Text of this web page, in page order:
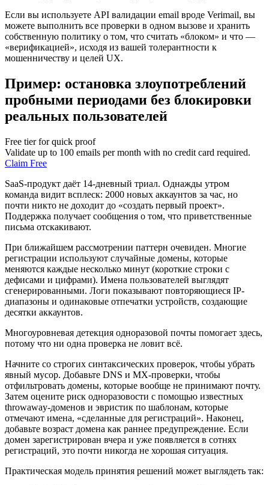
Если вы используете API валидации email вроде Verimail, вы
можете выполнить все проверки в одном вызове и хранить
собственную политику о том, что считать «блоком» и что —
«верификацией», исходя из вашей толерантности к
мошенничеству и целей UX.
Пример: остановка злоупотреблений
пробными периодами без блокировки
реальных пользователей
Free tier for quick proof
Validate up to 100 emails per month with no credit card required.
Claim Free
SaaS-продукт даёт 14-дневный триал. Однажды утром
команда видит всплеск: 2000 новых аккаунтов за час, но
почти никто не доходит до «создать первый проект».
Поддержка получает сообщения о том, что приветственные
письма отскакивают.
При ближайшем рассмотрении паттерн очевиден. Многие
регистрации используют случайные домены, которые
меняются каждые несколько минут (короткие строки с
дефисами и цифрами). Имена пользователей выглядят
сгенерированными. Логи показывают повторяющиеся IP-
диапазоны и одинаковые отпечатки устройств, создающие
десятки аккаунтов.
Многоуровневая детекция одноразовой почты помогает здесь,
потому что ни одна проверка не ловит всё.
Начните со строгих синтаксических проверок, чтобы убрать
явный мусор. Добавьте DNS и MX-проверки, чтобы
отфильтровать домены, которые вообще не принимают почту.
Затем оцените риск одноразовости с помощью известных
throwaway-доменов и эвристик по шаблонам, которые
отмечают имена, «сделанные для регистраций». Наконец,
добавьте возраст домена как раннее предупреждение. Если
домен зарегистрирован вчера и уже появляется в сотнях
регистраций, это почти никогда не хорошая ситуация.
Практическая модель принятия решений может выглядеть так: